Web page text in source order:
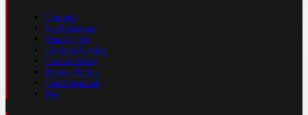
Contatti
La Redazione
Nota Legale
Gestione Cookie
Cookie Policy
Privacy Policy
Cond. Generali
Faq